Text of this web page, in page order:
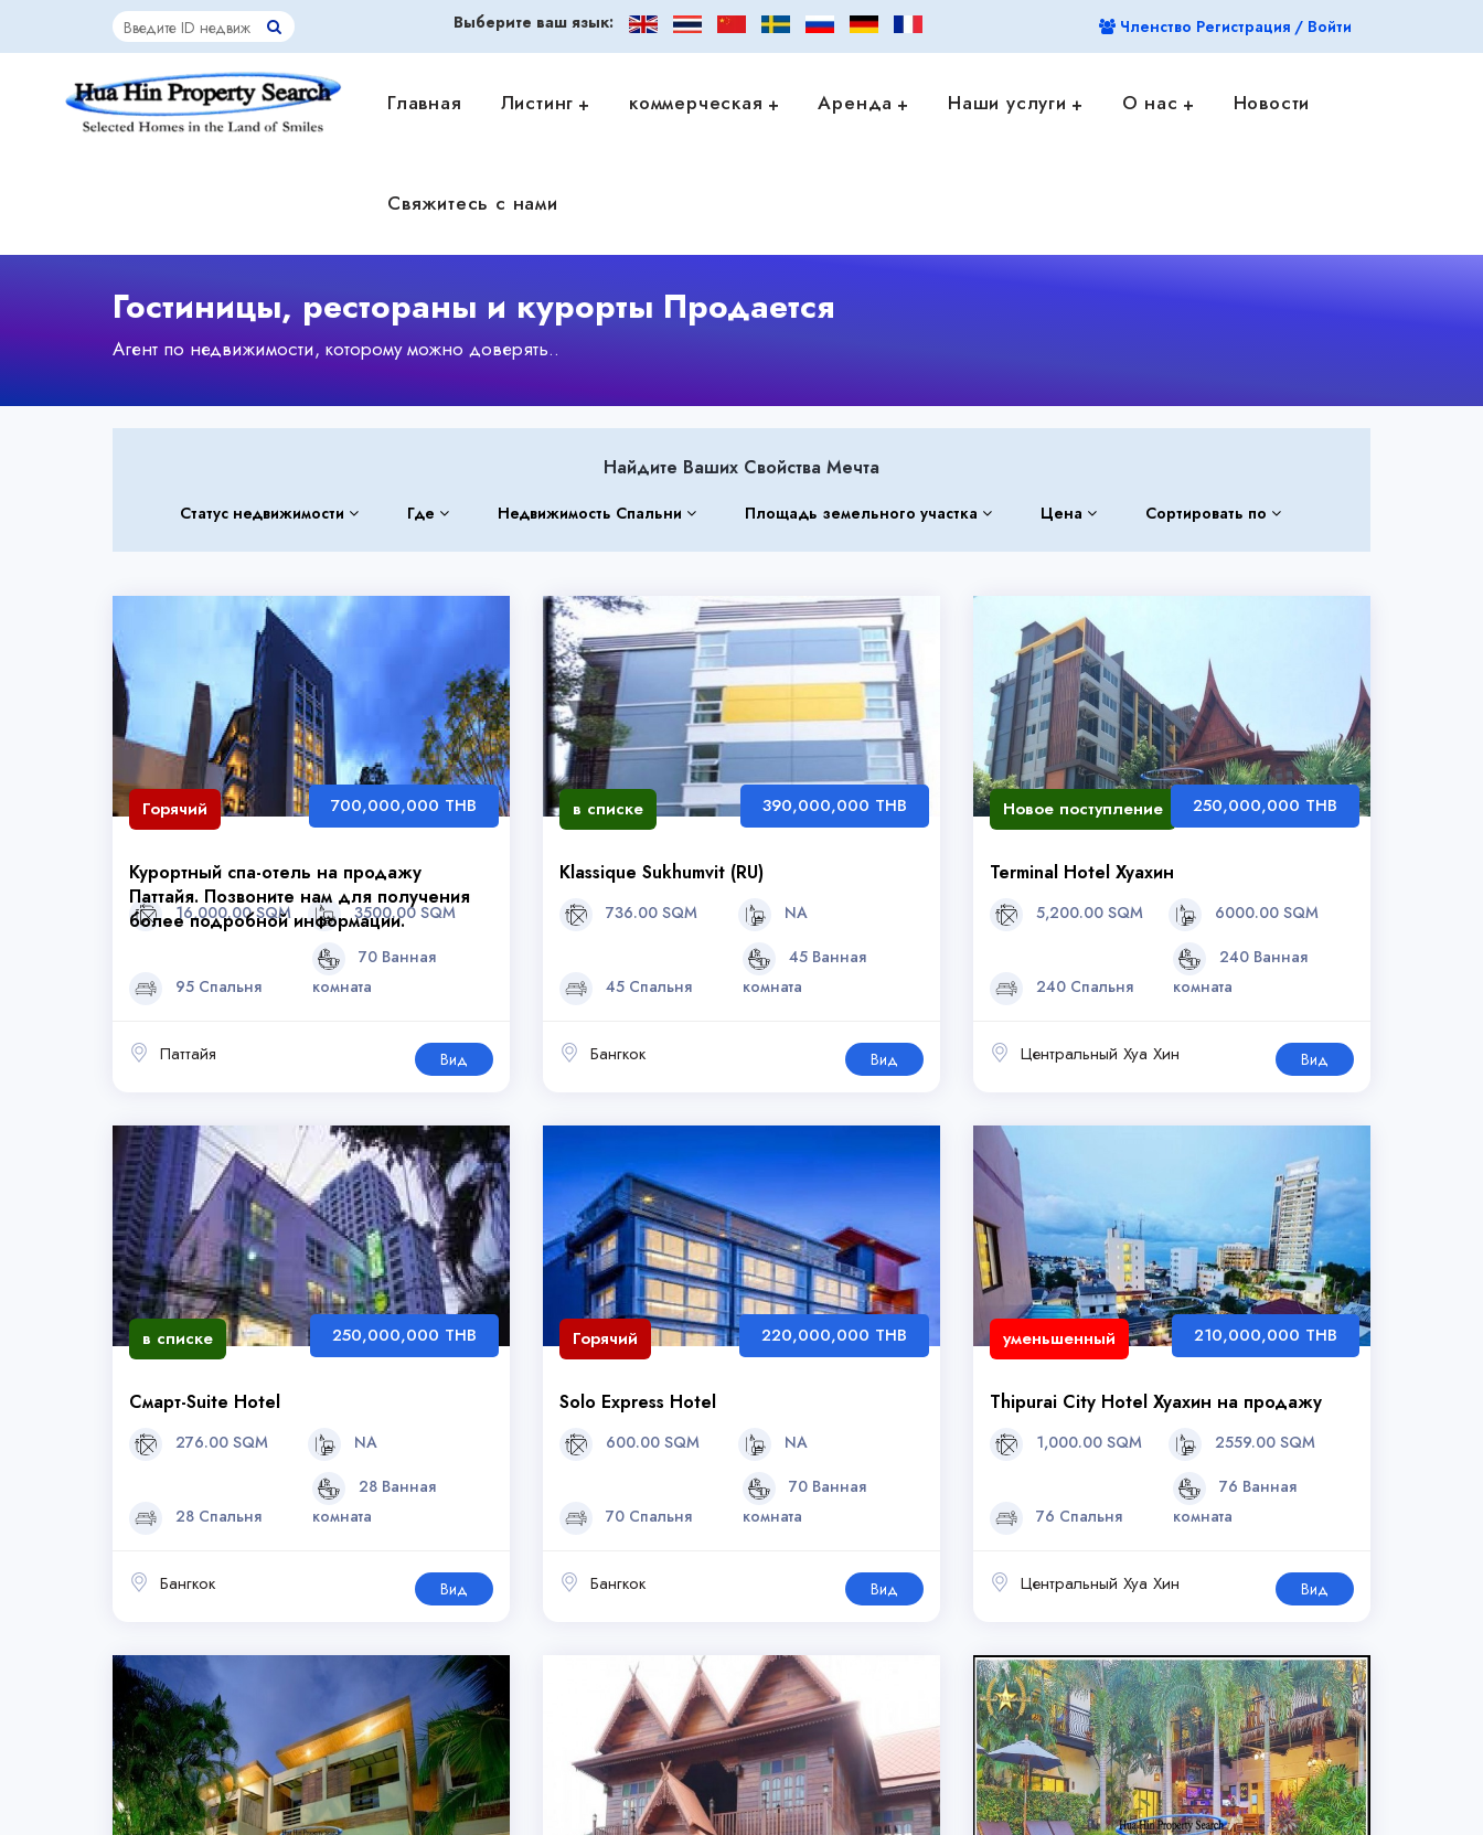
Выберите ваш язык: Членство Регистрация / Войти
Главная Листинг коммерческая Аренда Наши услуги О нас Новости
Свяжитесь с нами
Гостиницы, рестораны и курорты Продается
Агент по недвижимости, которому можно доверять..
Найдите Ваших Свойства Мечта
Статус недвижимости Где Недвижимость Спальни Площадь земельного участка Цена Сортировать по
Горячий
Курортный спа-отель на продажу
Паттайя. Позвоните нам для получения
более подробной информации.
700,000,000 THB
16,000.00 SQM 3500.00 SQM
95 Спальня
70 Ванная
комната
Паттайя Вид
в списке
Klassique Sukhumvit (RU)
390,000,000 THB
736.00 SQM NA
45 Спальня
45 Ванная
комната
Бангкок Вид
Новое поступление
Terminal Hotel Хуахин
250,000,000 THB
5,200.00 SQM 6000.00 SQM
240 Спальня
240 Ванная
комната
Центральный Хуа Хин Вид
в списке
Смарт-Suite Hotel
250,000,000 THB
276.00 SQM NA
28 Спальня
28 Ванная
комната
Бангкок Вид
Горячий
Solo Express Hotel
220,000,000 THB
600.00 SQM NA
70 Спальня
70 Ванная
комната
Бангкок Вид
уменьшенный
Thipurai City Hotel Хуахин на продажу
210,000,000 THB
1,000.00 SQM 2559.00 SQM
76 Спальня
76 Ванная
комната
Центральный Хуа Хин Вид